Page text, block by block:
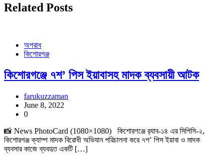
Related Posts
অপরাধ
কিশোরগঞ্জ
কিশোরগঞ্জে ৭শ’ পিস ইয়াবাসহ মাদক ব্যবসায়ী আটক
farukuzzaman
June 8, 2022
0
📸 News PhotoCard (1080×1080) কিশোরগঞ্জে র‌্যাব-১৪ এর সিপিসি-২,
কিশোরগঞ্জ ক্যাম্প মাদক বিরোধী অভিযান পরিচালনা করে ৭শ’ পিস ইয়াবা ও মাদক
ব্যবসার কাজে ব্যবহৃত একটি […]